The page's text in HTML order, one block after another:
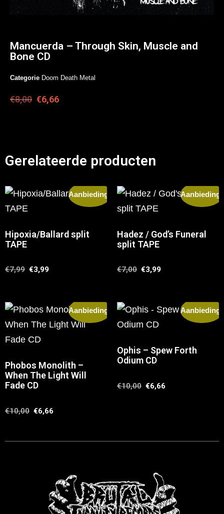
Mancuerda – Through Skin, Muscle and
Bone CD
Categorie Doom Death Metal
€8,00 €6,66
Gerelateerde producten
Aanbieding!
Hipoxia​/​Ballard split
TAPE
€7,99 €3,99
Aanbieding!
Hadez / God’s Funeral
split TAPE
€7,00 €3,99
Aanbieding!
Phobos Monolith –
When The Light Will
Fade CD
€10,00 €6,66
Aanbieding!
Ophis – Spew Forth
Odium CD
€10,00 €6,66